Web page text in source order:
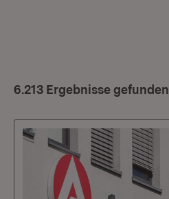
6.213 Ergebnisse gefunden